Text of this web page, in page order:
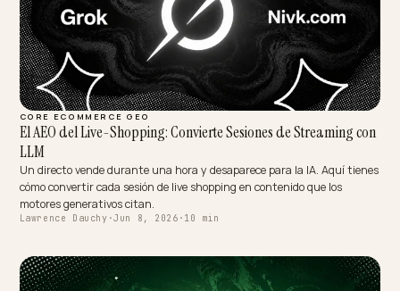
CORE ECOMMERCE GEO
LLM
Un directo vende durante una hora y desaparece para la IA. Aquí